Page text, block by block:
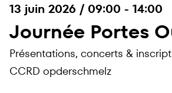
13 juin 2026 / 09:00 - 14:00
Journée Portes
Présentations, concerts &
CCRD opderschmelz